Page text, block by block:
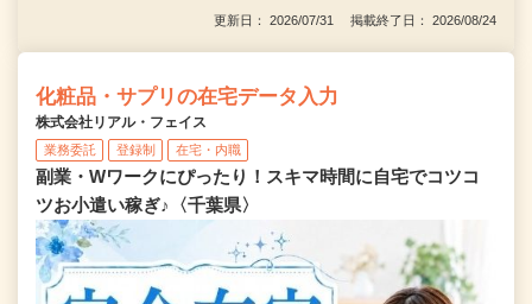
更新日： 2026/07/31 掲載終了日： 2026/08/24
化粧品・サプリの在宅データ入力
株式会社リアル・フェイス
業務委託 登録制 在宅・内職
副業・Wワークにぴったり！スキマ時間に自宅でコツコ
ツお小遣い稼ぎ♪〈千葉県〉